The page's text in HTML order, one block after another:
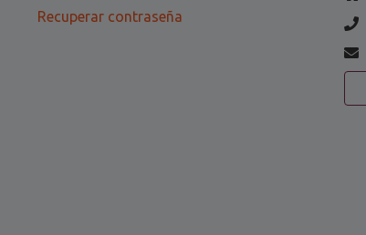
Recuperar contraseña